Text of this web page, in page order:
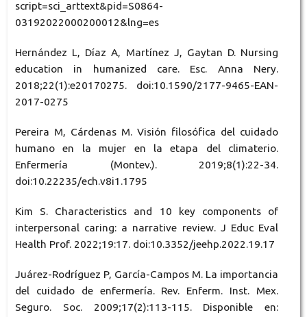
script=sci_arttext&pid=S0864-
03192022000200012&lng=es
Hernández L, Díaz A, Martínez J, Gaytan D. Nursing
education in humanized care. Esc. Anna Nery.
2018;22(1):e20170275. doi:10.1590/2177-9465-EAN-
2017-0275
Pereira M, Cárdenas M. Visión filosófica del cuidado
humano en la mujer en la etapa del climaterio.
Enfermería (Montev.). 2019;8(1):22-34.
doi:10.22235/ech.v8i1.1795
Kim S. Characteristics and 10 key components of
interpersonal caring: a narrative review. J Educ Eval
Health Prof. 2022;19:17. doi:10.3352/jeehp.2022.19.17
Juárez-Rodríguez P, García-Campos M. La importancia
del cuidado de enfermería. Rev. Enferm. Inst. Mex.
Seguro. Soc. 2009;17(2):113-115. Disponible en: